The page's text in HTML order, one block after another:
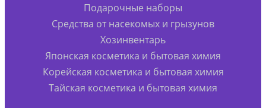
Подарочные наборы
Средства от насекомых и грызунов
Хозинвентарь
Японская косметика и бытовая химия
Корейская косметика и бытовая химия
Тайская косметика и бытовая химия